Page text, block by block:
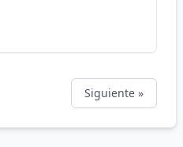
Siguiente »